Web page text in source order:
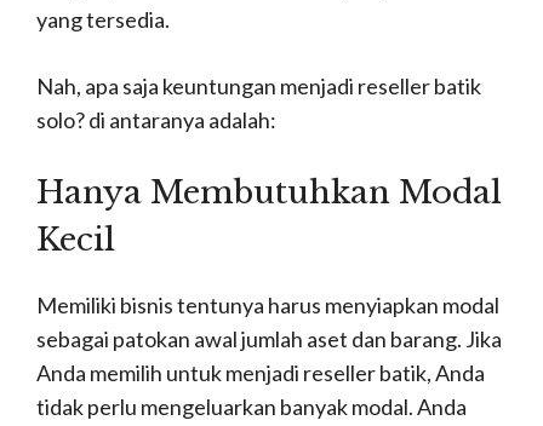
yang tersedia.
Nah, apa saja keuntungan menjadi reseller batik
solo? di antaranya adalah:
Hanya Membutuhkan Modal
Kecil
Memiliki bisnis tentunya harus menyiapkan modal
sebagai patokan awal jumlah aset dan barang. Jika
Anda memilih untuk menjadi reseller batik, Anda
tidak perlu mengeluarkan banyak modal. Anda